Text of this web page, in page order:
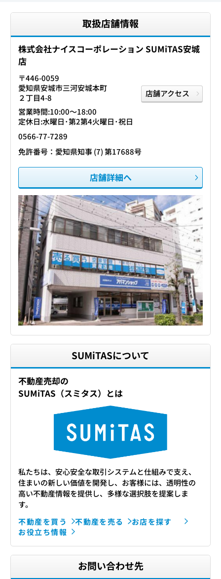
取扱店舗情報
株式会社ナイスコーポレーション SUMiTAS安城
店
〒446-0059
愛知県安城市三河安城本町
２丁目4-8
店舗アクセス
営業時間:10:00〜18:00
定休日:水曜日･第2第4火曜日･祝日
0566-77-7289
免許番号：愛知県知事 (7) 第17688号
店舗詳細へ
SUMiTASについて
不動産売却の
SUMiTAS（スミタス）とは
私たちは、安心安全な取引システムと仕組みで支え、
住まいの新しい価値を開発し、お客様には、透明性の
高い不動産情報を提供し、多様な選択肢を提案しま
す。
不動産を買う
不動産を売る
お店を探す
お役立ち情報
お問い合わせ先